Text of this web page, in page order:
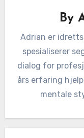
By
Adrian er
spesialiserer
dialog for
års erfaring
mentale